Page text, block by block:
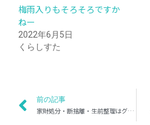
梅雨入りもそろそろですか
ねー
2022年6月5日
くらしすた
前の記事
家財処分・断捨離・生前整理はグラムへ